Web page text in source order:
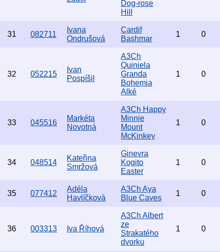
Dog-rose
Hill
31 082711
Ivana
Ondrušová
Cardif
Bashmar
1 0
32 052215
Ivan
Pospíšil
A3Ch
Quiniela
Granda
Bohemia
Alké
1 0
33 045516
Markéta
Novotná
A3Ch Happy
Minnie
Mount
McKinkey
1 0
34 048514
Kateřina
Smržová
Ginevra
Kogito
Easter
1 0
35 077412
Adéla
Havlíčková
A3Ch Aya
Blue Caves
1 0
36 003313 Iva Říhová
A3Ch Albert
ze
Strakatého
dvorku
1 0